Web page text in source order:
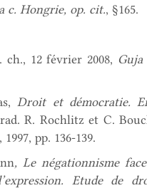
c. Hongrie, op. cit., §165.
ch., 12 février 2008,
Droit et démocratie.
R. Rochlitz et C.
pp. 136-139.
, Le négationnisme
Etude de